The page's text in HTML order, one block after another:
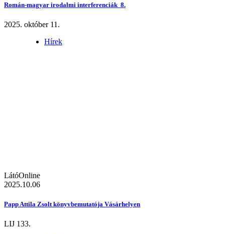
Román-magyar irodalmi interferenciák 8.
2025. október 11.
Hírek
LátóOnline
2025.10.06
Papp Attila Zsolt könyvbemutatója Vásárhelyen
LIJ 133.